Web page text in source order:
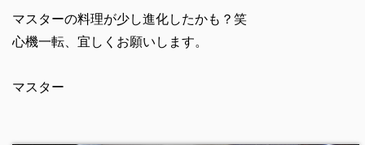
マスターの料理が少し進化したかも？笑
心機一転、宜しくお願いします。
マスター